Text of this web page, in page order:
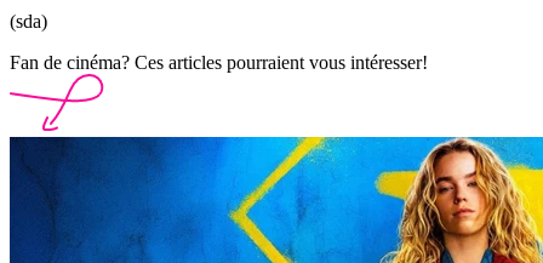
(sda)
Fan de cinéma? Ces articles pourraient vous intéresser!